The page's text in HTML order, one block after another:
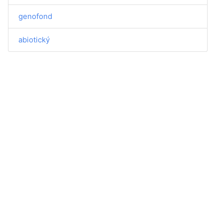
genofond
abiotický